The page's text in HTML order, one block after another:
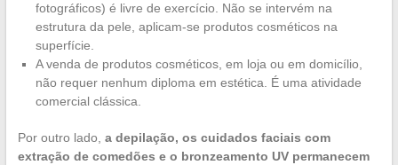
fotográficos) é livre de exercício. Não se intervém na
estrutura da pele, aplicam-se produtos cosméticos na
superfície.
A venda de produtos cosméticos, em loja ou em domicílio,
não requer nenhum diploma em estética. É uma atividade
comercial clássica.
Por outro lado, a depilação, os cuidados faciais com
extração de comedões e o bronzeamento UV permanecem